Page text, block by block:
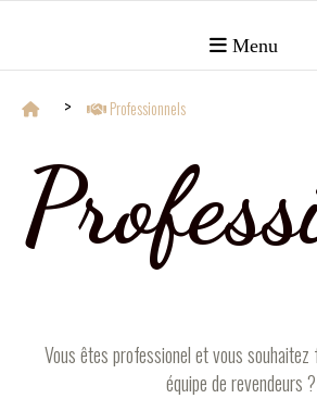
Menu
Professionnels
Vous êtes professionel et vous
équipe de revendeurs ?